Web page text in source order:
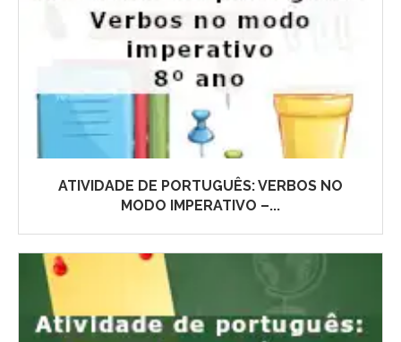
ATIVIDADE DE PORTUGUÊS: VERBOS NO
MODO IMPERATIVO –...